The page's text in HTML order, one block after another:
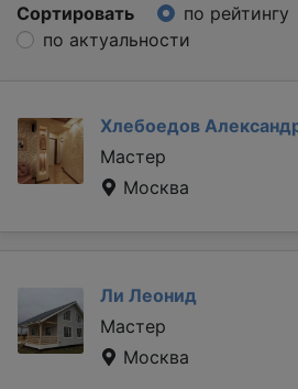
Сортировать по рейтингу
по актуальности
Хлебоедов
Мастер
Москва
Ли Леонид
Мастер
Москва